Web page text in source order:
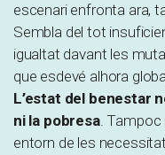
escenari enfronta ara,
Sembla del tot
igualtat davant les
que esdevé alhora
L’estat del benestar
ni la pobresa. Tampoc
entorn de les